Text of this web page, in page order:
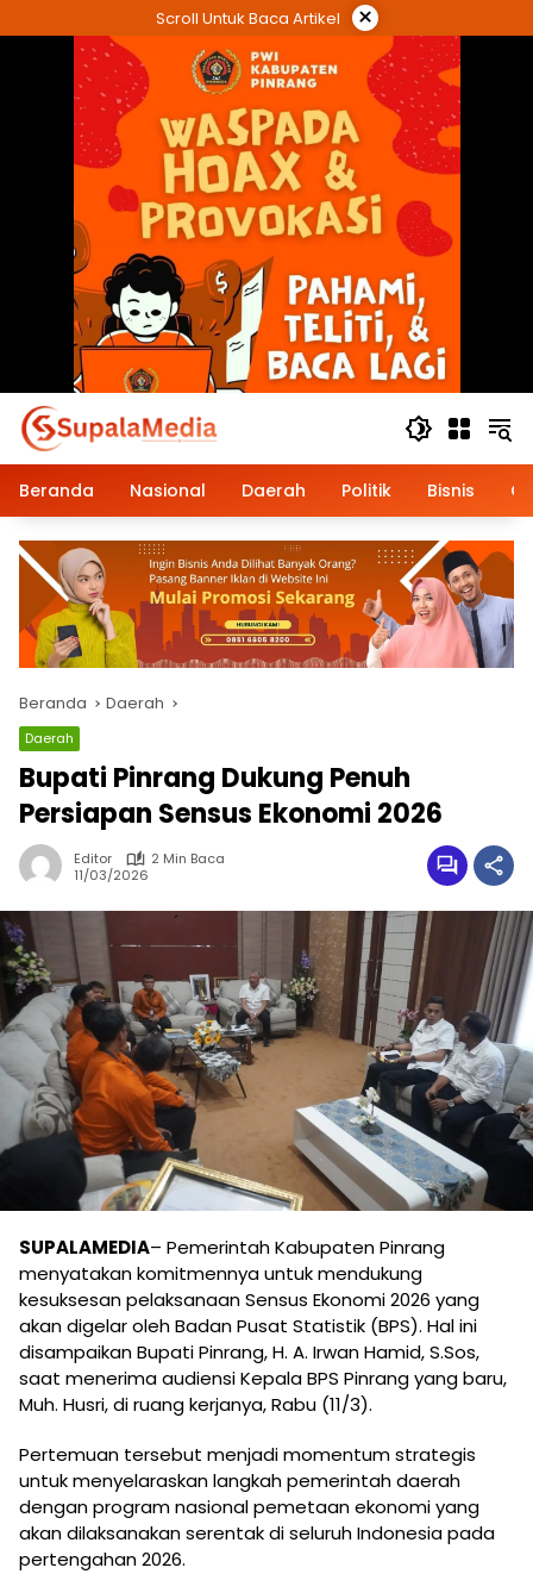
ke
Scroll Untuk Baca Artikel ×
Beranda Nasional Daerah Politik Bisnis
Beranda Daerah
Daerah
Bupati Pinrang Dukung Penuh
Persiapan Sensus Ekonomi 2026
Editor
2 Min Baca
11/03/2026
SUPALAMEDIA– Pemerintah Kabupaten Pinrang
menyatakan komitmennya untuk mendukung
kesuksesan pelaksanaan Sensus Ekonomi 2026 yang
akan digelar oleh Badan Pusat Statistik (BPS). Hal ini
disampaikan Bupati Pinrang, H. A. Irwan Hamid, S.Sos,
saat menerima audiensi Kepala BPS Pinrang yang baru,
Muh. Husri, di ruang kerjanya, Rabu (11/3).
Pertemuan tersebut menjadi momentum strategis
untuk menyelaraskan langkah pemerintah daerah
dengan program nasional pemetaan ekonomi yang
akan dilaksanakan serentak di seluruh Indonesia pada
pertengahan 2026.